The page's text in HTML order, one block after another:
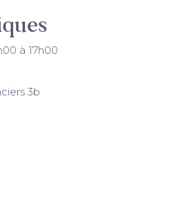
à 17h00
3b